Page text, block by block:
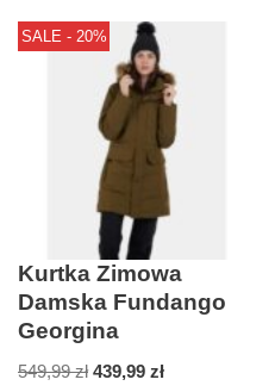
SALE - 20%
Kurtka Zimowa
Damska Fundango
Georgina
549,99zł 439,99 zł